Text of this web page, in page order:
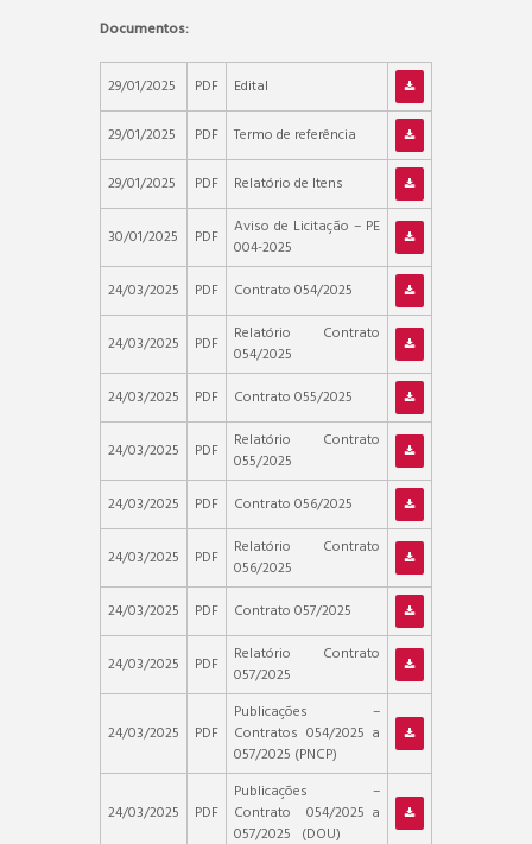
Documentos:
29/01/2025 PDF Edital
29/01/2025 PDF Termo de referência
29/01/2025 PDF Relatório de Itens
30/01/2025 PDF
Aviso de Licitação – PE
004-2025
24/03/2025
PDF Contrato 054/2025
24/03/2025 PDF
Relatório Contrato
054/2025
24/03/2025
PDF Contrato 055/2025
24/03/2025 PDF
Relatório Contrato
055/2025
24/03/2025
PDF Contrato 056/2025
24/03/2025 PDF
Relatório Contrato
056/2025
24/03/2025
PDF Contrato 057/2025
24/03/2025 PDF
Relatório Contrato
057/2025
24/03/2025 PDF
Publicações –
Contratos 054/2025 a
057/2025 (PNCP)
24/03/2025 PDF
Publicações –
Contrato 054/2025 a
057/2025 (DOU)